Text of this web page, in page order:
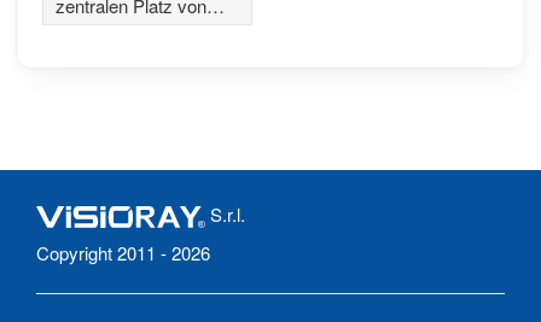
zentralen Platz von
Palios Agios
S.r.l.
Copyright 2011 - 2026